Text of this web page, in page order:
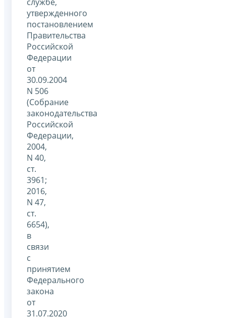
утвержденного
постановлением
Правительства
Российской
Федерации
от
30.09.2004
N 506
(Собрание
законодательства
Российской
Федерации,
2004,
N 40,
ст.
3961;
2016,
N 47,
ст.
6654),
в
связи
с
принятием
Федерального
закона
от
31.07.2020